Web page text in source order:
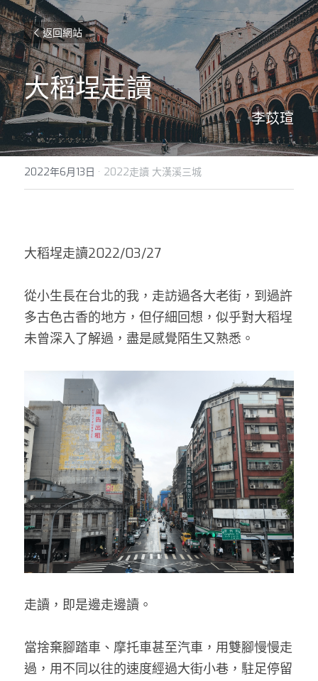
返回網站
大稻埕走讀
李苡瑄
2022年6月13日 · 2022走讀 大漢溪三城
大稻埕走讀2022/03/27
從小生長在台北的我，走訪過各大老街，到過許
多古色古香的地方，但仔細回想，似乎對大稻埕
未曾深入了解過，盡是感覺陌生又熟悉。
走讀，即是邊走邊讀。
當捨棄腳踏車、摩托車甚至汽車，用雙腳慢慢走
過，用不同以往的速度經過大街小巷，駐足停留